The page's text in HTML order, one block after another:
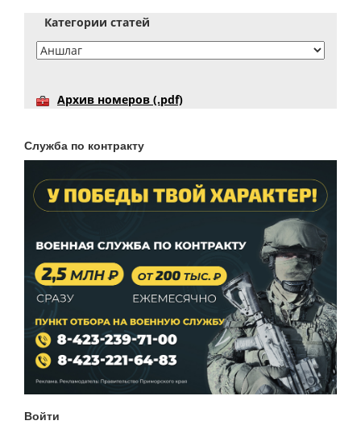
Категории статей
Архив номеров (.pdf)
Служба по контракту
Войти